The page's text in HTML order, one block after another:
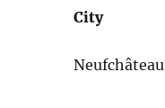
City
Neufchâteau